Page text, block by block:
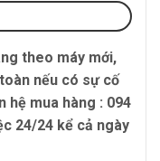
theo máy mới,
nếu có sự cố
hệ mua hàng : 094
24/24 kể cả ngày